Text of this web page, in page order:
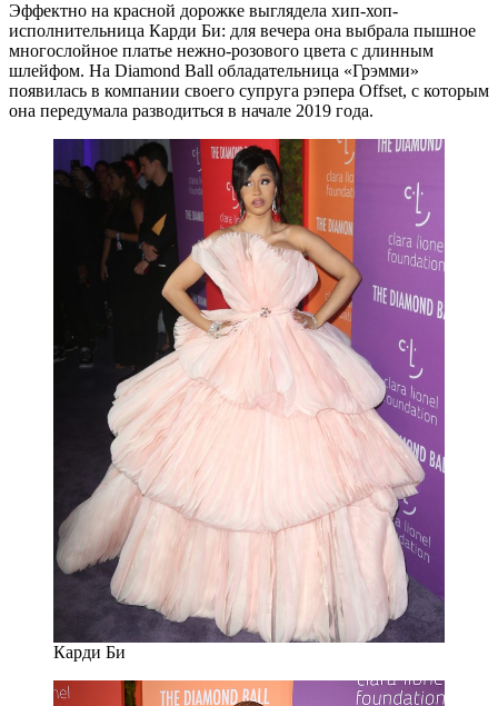
Эффектно на красной дорожке выглядела хип-хоп-
исполнительница Карди Би: для вечера она выбрала пышное
многослойное платье нежно-розового цвета с длинным
шлейфом. На Diamond Ball обладательница «Грэмми»
появилась в компании своего супруга рэпера Offset, с которым
она передумала разводиться в начале 2019 года.
Карди Би